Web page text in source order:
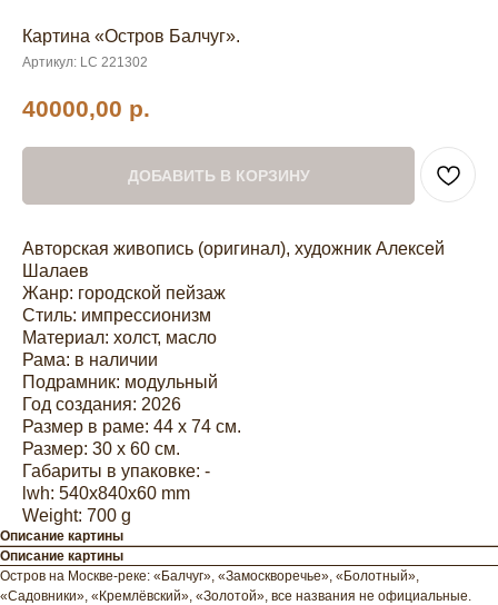
Картина «Остров Балчуг».
Артикул: LC 221302
40000,00 р.
ДОБАВИТЬ В КОРЗИНУ
Авторская живопись (оригинал), художник Алексей
Шалаев
Жанр: городской пейзаж
Стиль: импрессионизм
Материал: холст, масло
Рама: в наличии
Подрамник: модульный
Год создания: 2026
Размер в раме: 44 х 74 см.
Размер: 30 х 60 см.
Габариты в упаковке: -
lwh: 540x840x60 mm
Weight: 700 g
Описание картины
Описание картины
Остров на Москве-реке: «Балчуг», «Замоскворечье», «Болотный»,
«Садовники», «Кремлёвский», «Золотой», все названия не официальные.